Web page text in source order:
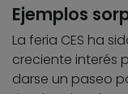
Ejemplos
La feria CES ha
creciente interés
darse un paseo